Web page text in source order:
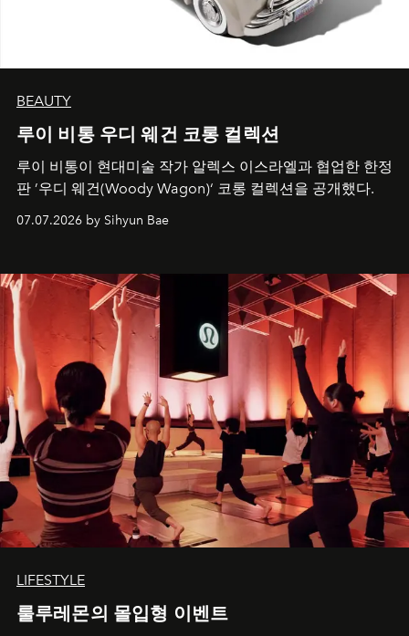
BEAUTY
루이 비통 우디 웨건 코롱 컬렉션
루이 비통이 현대미술 작가 알렉스 이스라엘과 협업한 한정
판 ’우디 웨건(Woody Wagon)‘ 코롱 컬렉션을 공개했다.
07.07.2026 by Sihyun Bae
LIFESTYLE
룰루레몬의 몰입형 이벤트